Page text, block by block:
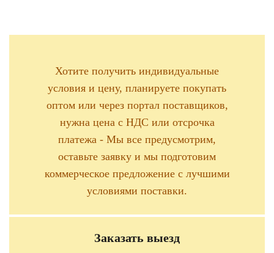
Хотите получить индивидуальные
условия и цену, планируете покупать
оптом или через портал поставщиков,
нужна цена с НДС или отсрочка
платежа - Мы все предусмотрим,
оставьте заявку и мы подготовим
коммерческое предложение с лучшими
условиями поставки.
Заказать выезд